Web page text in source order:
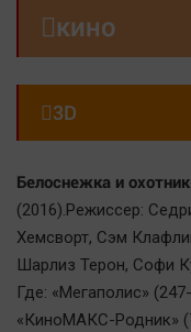
Общество
Политика
Экономика
Происшествия
Культура
Курилка
Спорт
кино
3D
Белоснежка и
(2016).Режиссер:
Хемсворт, Сэм
Шарлиз Терон, Софи
Где: «Мегаполис»
«КиноМАКС-Родник»